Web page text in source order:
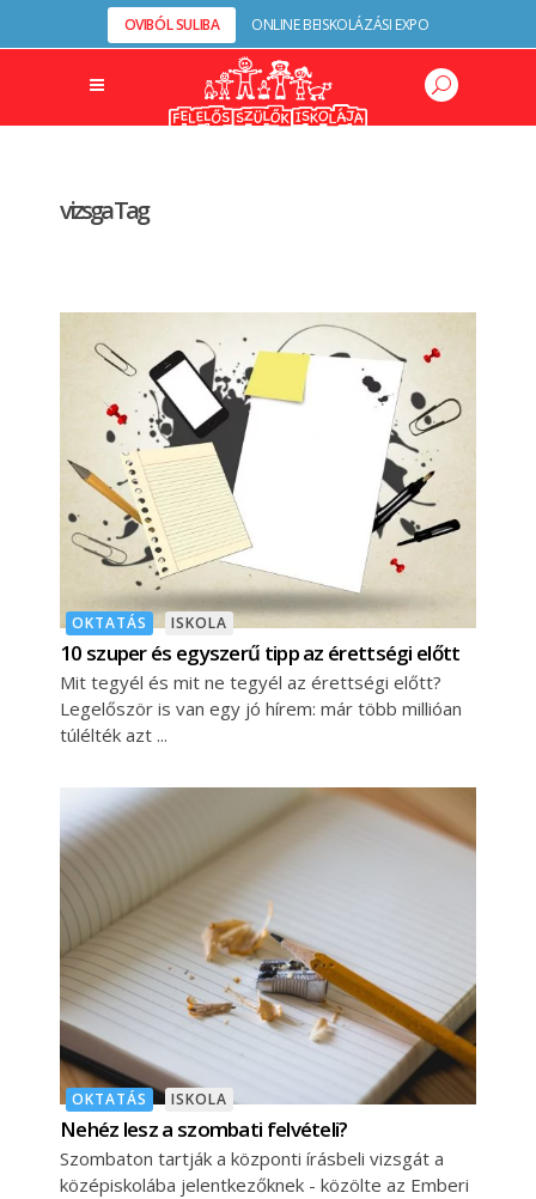
OVIBÓL SULIBA ONLINE BEISKOLÁZÁSI EXPO
vizsga Tag
OKTATÁS ISKOLA
10 szuper és egyszerű tipp az érettségi előtt
Mit tegyél és mit ne tegyél az érettségi előtt?
Legelőször is van egy jó hírem: már több millióan
túlélték azt
OKTATÁS ISKOLA
Nehéz lesz a szombati felvételi?
Szombaton tartják a központi írásbeli vizsgát a
középiskolába jelentkezőknek - közölte az Emberi